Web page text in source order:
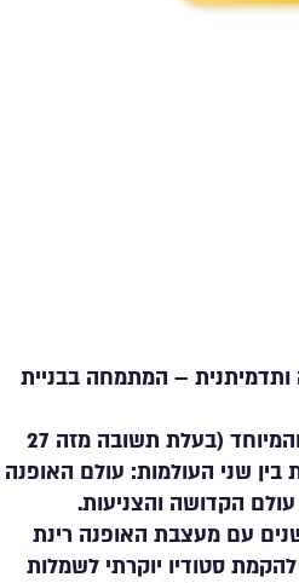
ותדמיתנית – המתמחה בבניית
תודות למסלול חייה השונה והמיוחד (בעלת תשובה מזה 27
שני העולמות: עולם האופנה
עולם הקדושה והצניעות.
לימודיה – עבדה 3 שנים עם מעצבת האופנה רינת
סטודיו יוקרתי לשמלות